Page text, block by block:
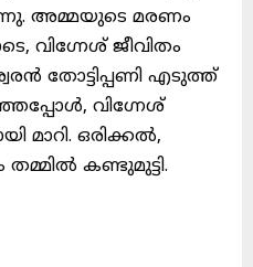
അമ്മയുടെ മരണം
വിഗ്നേശ് ജീവിതം
തോട്ടിപ്പണി എടുത്ത്
വിഗ്നേശ്
മാറി. ഒരിക്കൽ,
കണ്ടുമുട്ടി.